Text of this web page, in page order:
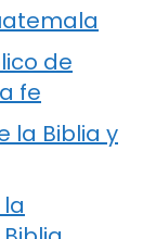
de
fe
la Biblia y